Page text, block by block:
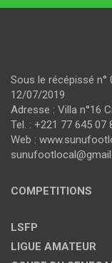
Sous le récépissé n°
12/07/2019
Adresse : Villa n°16
Tel. : +221 77 645
Web :
COMPETITIONS
LSFP
LIGUE AMATEUR